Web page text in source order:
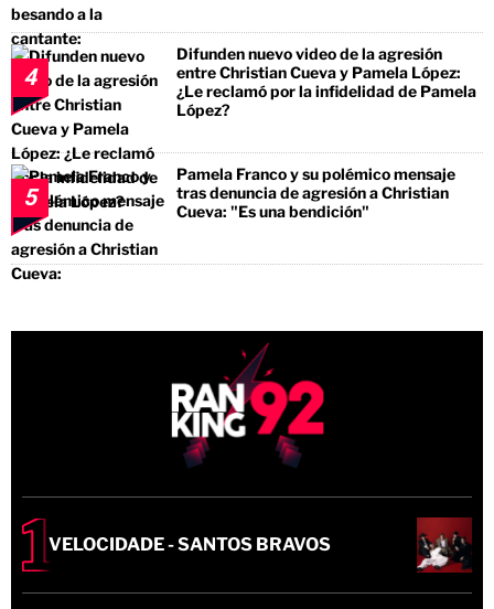
4
Difunden nuevo video de la agresión
entre Christian Cueva y Pamela López:
¿Le reclamó por la infidelidad de Pamela
López?
5
Pamela Franco y su polémico mensaje
tras denuncia de agresión a Christian
Cueva: "Es una bendición"
VELOCIDADE - SANTOS BRAVOS